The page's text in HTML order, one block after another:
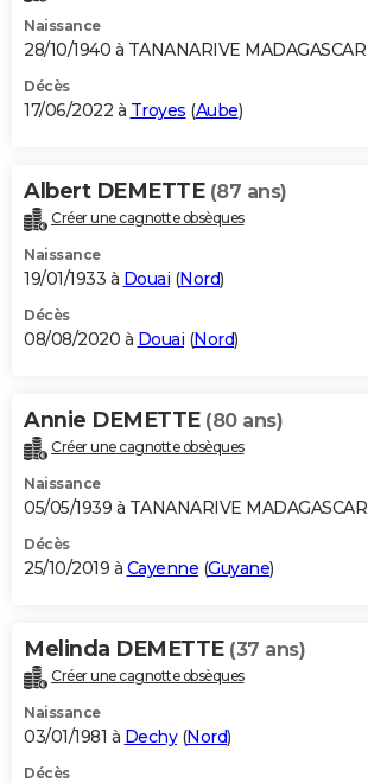
Naissance
28/10/1940 à TANANARIVE MADAGASCAR
Décès
17/06/2022 à Troyes (Aube)
Albert DEMETTE (87 ans)
Créer une cagnotte obsèques
Naissance
19/01/1933 à Douai (Nord)
Décès
08/08/2020 à Douai (Nord)
Annie DEMETTE (80 ans)
Créer une cagnotte obsèques
Naissance
05/05/1939 à TANANARIVE MADAGASCAR
Décès
25/10/2019 à Cayenne (Guyane)
Melinda DEMETTE (37 ans)
Créer une cagnotte obsèques
Naissance
03/01/1981 à Dechy(Nord)
Décès